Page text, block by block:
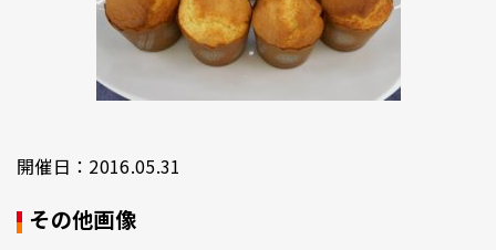
開催日：2016.05.31
その他画像